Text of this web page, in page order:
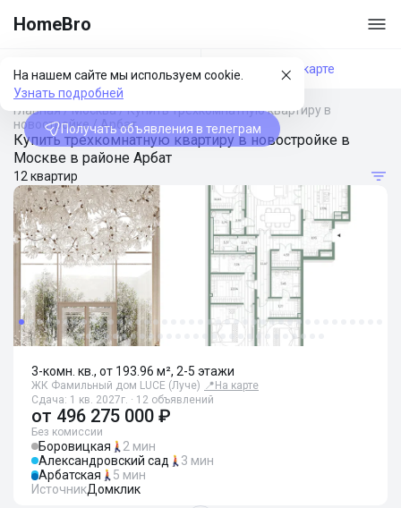
HomeBro
На нашем сайте мы используем cookie.
Узнать подробней
Получать объявления в телеграм
Фильтры На карте
Главная/Москва/Купить трехкомнатную квартиру в
новостройке/Арбат
Купить трехкомнатную квартиру в новостройке в
Москве в районе Арбат
12 квартир
3-комн. кв., от 193.96 м², 2-5 этажи
ЖК Фамильный дом LUCE (Луче) 📍 На карте
Сдача: 1 кв. 2027г. · 12 объявлений
от 496 275 000 ₽
Без комиссии
Боровицкая
2 мин
Александровский сад
3 мин
Арбатская
5 мин
ИсточникДомклик